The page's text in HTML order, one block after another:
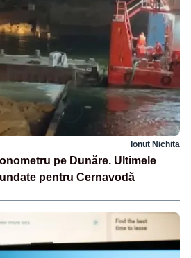
Ionuț Nichita
pe Dunăre. Ultimele
pentru Cernavodă